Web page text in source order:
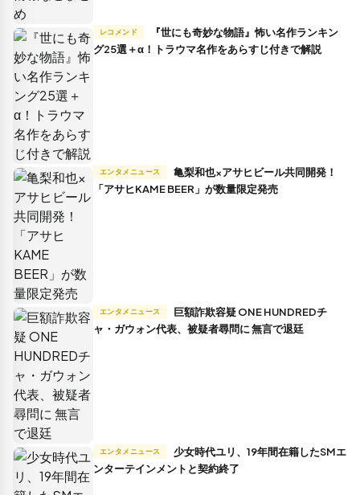
レコメンド
グ25選＋α！トラウマ名作をあらすじ付きで解説
エンタメニュース
「アサヒKAME BEER」が数量限定発売
エンタメニュース
ャ・ガウォン代表、被疑者尋問に 無言で退廷
エンタメニュース
ンターテインメントと契約終了